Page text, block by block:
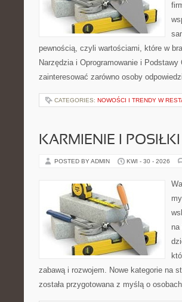
pewnością, czyli wartościami, które w
Narzędzia i Oprogramowanie i
zainteresować zarówno osoby
CATEGORIES: NOWOŚCI I TRENDY W
KARMIENIE I POSIŁKI
POSTED BY ADMIN KWI - 30 - 2026
zabawą i rozwojem. Nowe kategorie na
została przygotowana z myślą o